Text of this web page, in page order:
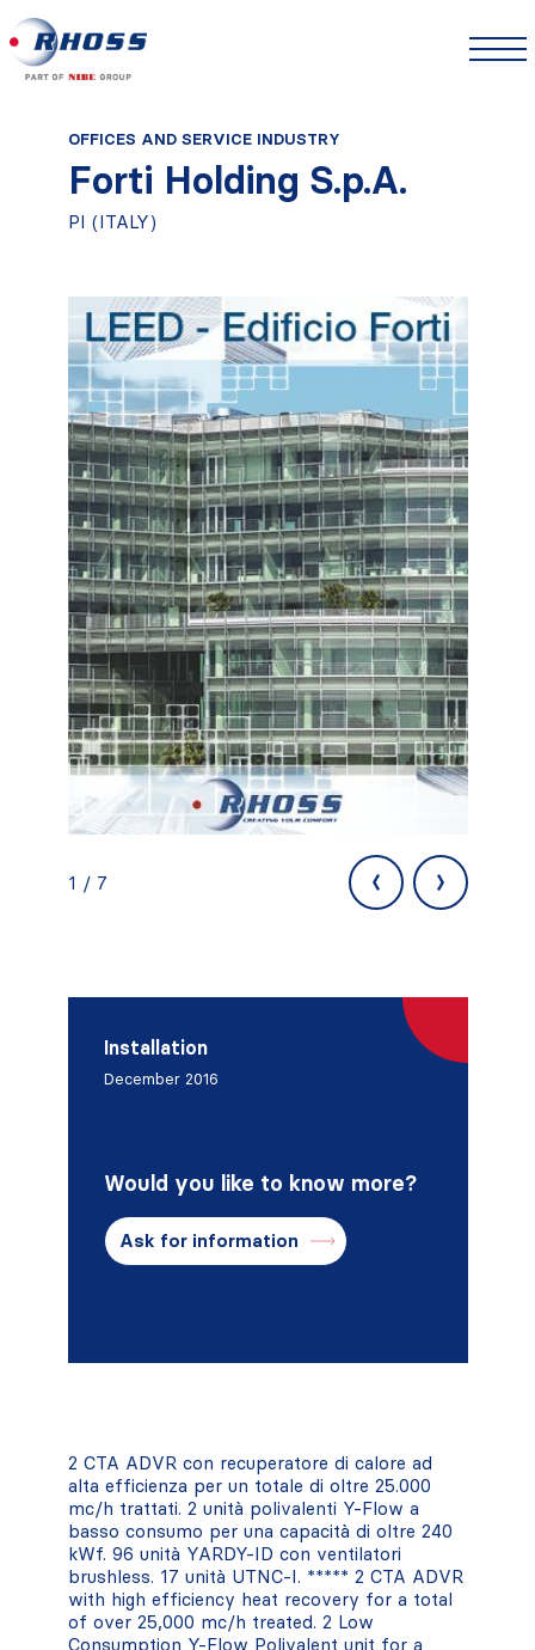
OFFICES AND SERVICE INDUSTRY
Forti Holding S.p.A.
PI (ITALY)
1 / 7 ‹ ›
Installation
December 2016
Would you like to know more?
Ask for information
2 CTA ADVR con recuperatore di calore ad
alta efficienza per un totale di oltre 25.000
mc/h trattati. 2 unità polivalenti Y-Flow a
basso consumo per una capacità di oltre 240
kWf. 96 unità YARDY-ID con ventilatori
brushless. 17 unità UTNC-I. ***** 2 CTA ADVR
with high efficiency heat recovery for a total
of over 25,000 mc/h treated. 2 Low
Consumption Y-Flow Polivalent unit for a